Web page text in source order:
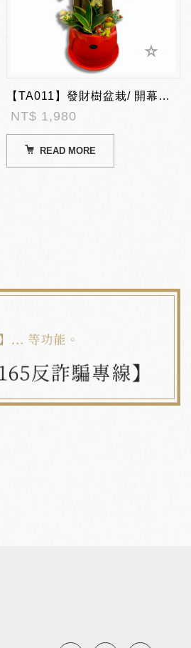
【TA011】發財樹盆栽/ 開幕陞遷盆栽
NT$ 1,980
READ MORE